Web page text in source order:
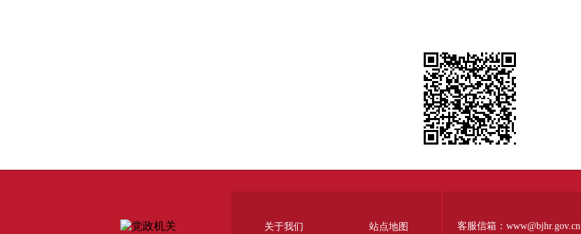
关于我们 站点地图 客服信箱：www@bjhr.gov.cn